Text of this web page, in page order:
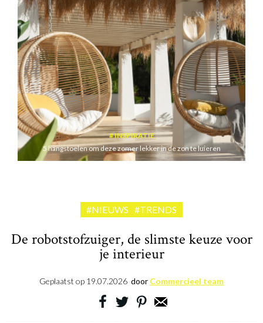
INSPIRATIE
5 hangstoelen om deze zomer lekker in de zon te luieren
#NIEUWS #TRENDS
De robotstofzuiger, de slimste keuze voor
je interieur
Geplaatst op 19.07.2026 door Commercieel team